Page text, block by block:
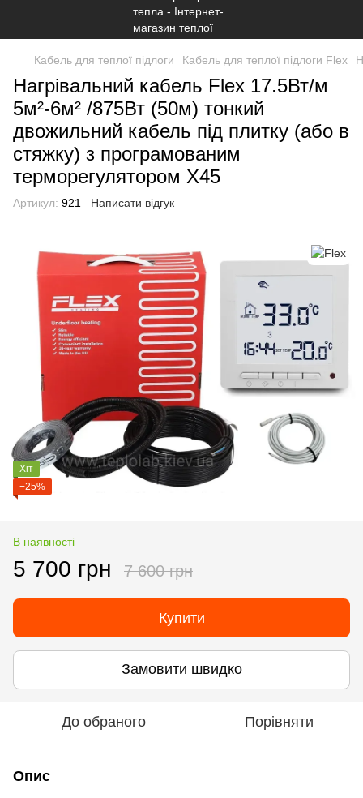
Кабель для теплої підлоги Кабель для теплої підлоги Flex
Нагрівальний кабель Flex 17.5Вт/м
5м²-6м² /875Вт (50м) тонкий
двожильний кабель під плитку (або в
стяжку) з програмованим
терморегулятором Х45
Артикул: 921 Написати відгук
Хіт
−25%
В наявності
5 700 грн 7 600 грн
Купити
Замовити швидко
До обраного Порівняти
Опис